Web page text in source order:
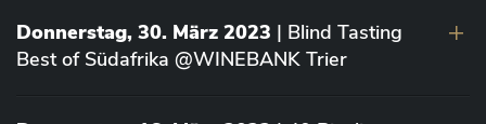
Donnerstag, 30. März 2023 | Blind Tasting
Best of Südafrika @WINEBANK Trier